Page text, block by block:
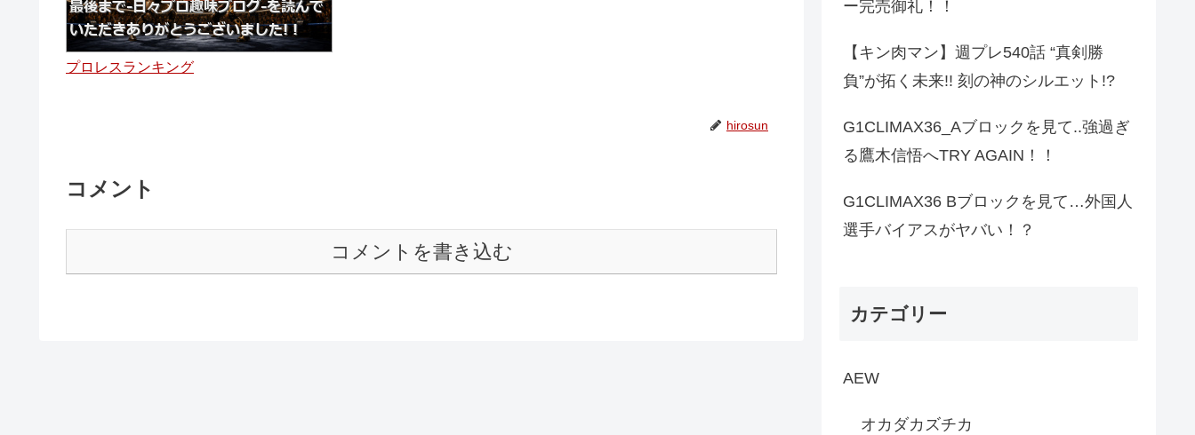
プロレスランキング
hirosun
コメント
コメントを書き込む
ー完売御礼！！
【キン肉マン】週プレ540話 “真剣勝
負”が拓く未来!! 刻の神のシルエット!?
G1CLIMAX36_Aブロックを見て..強過ぎ
る鷹木信悟へTRY AGAIN！！
G1CLIMAX36 Bブロックを見て…外国人
選手バイアスがヤバい！？
カテゴリー
AEW
オカダカズチカ